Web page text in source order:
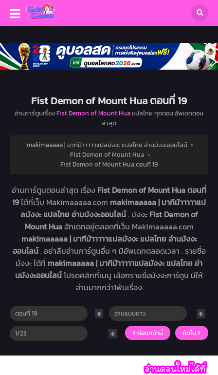
Fist Demon of Mount Hua ตอนที่ 19
อ่านการ์ตูนเรื่องFist Demon of Mount Huaแปลไทย ทุกตอน อัพเดทตอน
ล่าสุด
makimaaaaa | มากีม้าาาาาแปลมังงะ แปลไทย อ่านมังงะออนไลน์ ›
Fist Demon of Mount Hua ›
Fist Demon of Mount Hua ตอนที่ 19
อ่านการ์ตูนตอนล่าสุด เรื่อง Fist Demon of Mount Hua ตอนที่
19ได้ที่เว็บ Makimaaaaa.com makimaaaaa | มากีม้าาาาาแป
ลมังงะ แปลไทย อ่านมังงะออนไลน์. มังงะ Fist Demon of
Mount Huaอัทเดทอยู่ตลอดที่เว็บ Makimaaaaa.com
makimaaaaa | มากีม้าาาาาแปลมังงะ แปลไทย อ่านมังงะ
ออนไลน์. อย่าลืมอ่านการ์ตูนอื่น ๆ มีอัพเดทตลอดเวลา . รายชื่อ
มังงะ ได้ที่ makimaaaaa | มากีม้าาาาาแปลมังงะ แปลไทย อ่า
นมังงะออนไลน์โปรดคลิกที่เมนู เลือกรายชื่อมังงะการ์ตูน มีให้
อ่านมากกว่า1พันเรื่อง
ก่อนหน้านี้ ถัดไป